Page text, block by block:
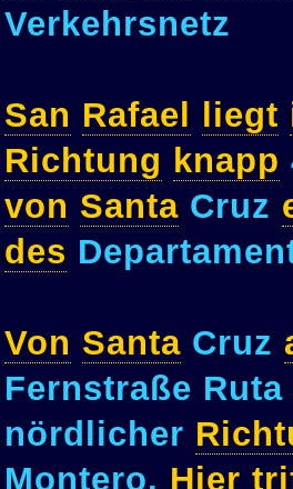
Verkehrsnetz
San Rafael liegt
Richtung knapp
von Santa Cruz
des
Von Santa Cruz
Fernstraße Ruta
nördlicher
Montero. Hier